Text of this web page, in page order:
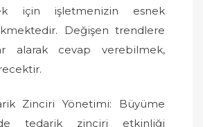
için işletmenizin esnek
Değişen trendlere
alarak cevap verebilmek,
Zinciri Yönetimi: Büyüme
tedarik zinciri etkinliği